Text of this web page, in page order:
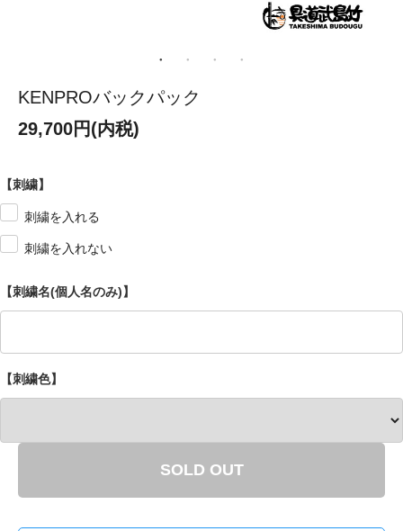
KENPROバックパック
29,700円(内税)
【刺繍】
刺繍を入れる
刺繍を入れない
【刺繍名(個人名のみ)】
【刺繍色】
SOLD OUT